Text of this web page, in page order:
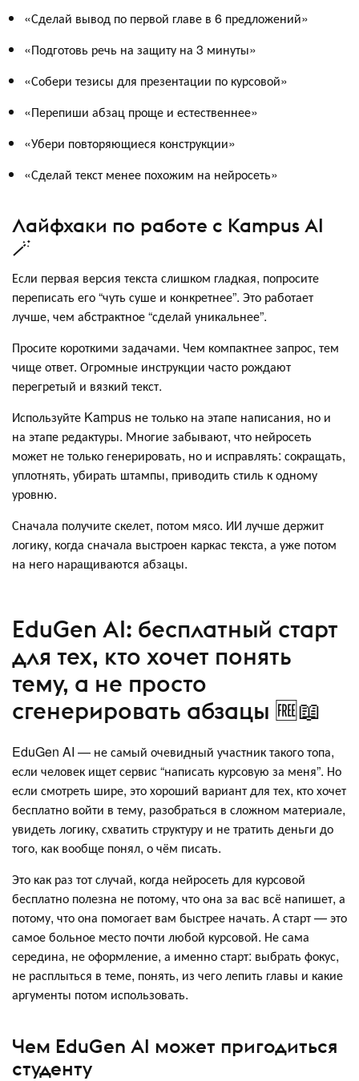
«Сделай вывод по первой главе в 6 предложений»
«Подготовь речь на защиту на 3 минуты»
«Собери тезисы для презентации по курсовой»
«Перепиши абзац проще и естественнее»
«Убери повторяющиеся конструкции»
«Сделай текст менее похожим на нейросеть»
Лайфхаки по работе с Kampus AI
🪄
Если первая версия текста слишком гладкая, попросите
переписать его “чуть суше и конкретнее”. Это работает
лучше, чем абстрактное “сделай уникальнее”.
Просите короткими задачами. Чем компактнее запрос, тем
чище ответ. Огромные инструкции часто рождают
перегретый и вязкий текст.
Используйте Kampus не только на этапе написания, но и
на этапе редактуры. Многие забывают, что нейросеть
может не только генерировать, но и исправлять: сокращать,
уплотнять, убирать штампы, приводить стиль к одному
уровню.
Сначала получите скелет, потом мясо. ИИ лучше держит
логику, когда сначала выстроен каркас текста, а уже потом
на него наращиваются абзацы.
EduGen AI: бесплатный старт
для тех, кто хочет понять
тему, а не просто
сгенерировать абзацы 🆓📖
EduGen AI — не самый очевидный участник такого топа,
если человек ищет сервис “написать курсовую за меня”. Но
если смотреть шире, это хороший вариант для тех, кто хочет
бесплатно войти в тему, разобраться в сложном материале,
увидеть логику, схватить структуру и не тратить деньги до
того, как вообще понял, о чём писать.
Это как раз тот случай, когда нейросеть для курсовой
бесплатно полезна не потому, что она за вас всё напишет, а
потому, что она помогает вам быстрее начать. А старт — это
самое больное место почти любой курсовой. Не сама
середина, не оформление, а именно старт: выбрать фокус,
не расплыться в теме, понять, из чего лепить главы и какие
аргументы потом использовать.
Чем EduGen AI может пригодиться
студенту